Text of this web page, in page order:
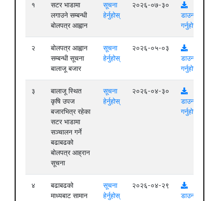
१
सटर भाडामा
लगाउने सम्बन्धी
बोलपत्र आह्वान
सूचना
हेर्नुहोस्
२०२६-०७-३०
डाउनलोड
गर्नुहोस्
२
बोलपत्र आह्वान
सम्बन्धी सूचना
बालाजू बजार
सूचना
हेर्नुहोस्
२०२६-०५-०३
डाउनलोड
गर्नुहोस्
३
बालाजू स्थित
कृषि उपज
बजारभित्र रहेका
सटर भाडामा
सञ्चालन गर्ने
बढाबढको
बोलपत्र आह्रान
सूचना
सूचना
हेर्नुहोस्
२०२६-०४-३०
डाउनलोड
गर्नुहोस्
४
बढाबढको
माध्यबाट सामान
सूचना
हेर्नुहोस्
२०२६-०४-२९
डाउनलोड